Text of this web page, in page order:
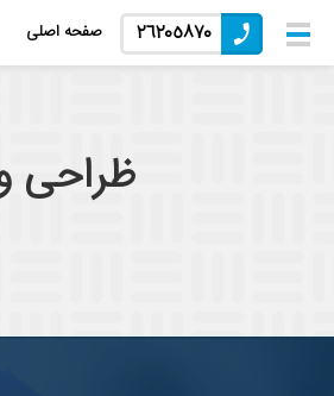
٢٦٢٠٥٨٧٠ صفحه اصلی
ظراحی